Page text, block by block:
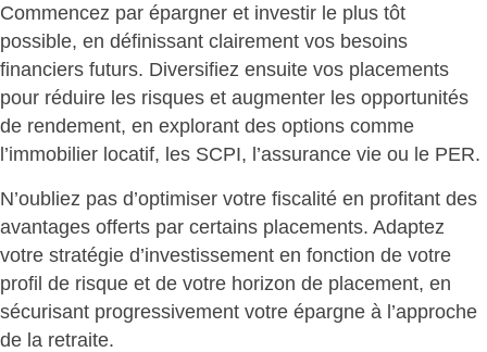
Commencez par épargner et investir le plus tôt
possible, en définissant clairement vos besoins
financiers futurs. Diversifiez ensuite vos placements
pour réduire les risques et augmenter les opportunités
de rendement, en explorant des options comme
l’immobilier locatif, les SCPI, l’assurance vie ou le PER.
N’oubliez pas d’optimiser votre fiscalité en profitant des
avantages offerts par certains placements. Adaptez
votre stratégie d’investissement en fonction de votre
profil de risque et de votre horizon de placement, en
sécurisant progressivement votre épargne à l’approche
de la retraite.